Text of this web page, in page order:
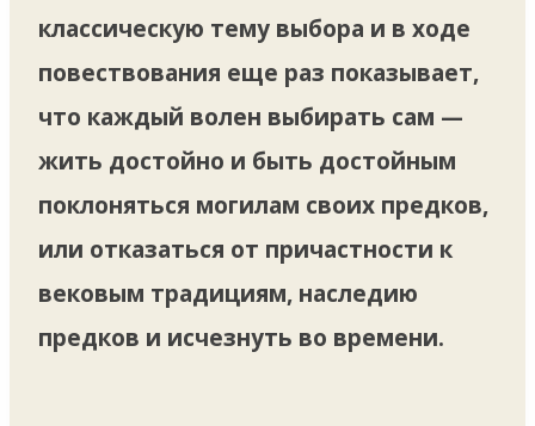
классическую тему выбора и в ходе
повествования еще раз показывает,
что каждый волен выбирать сам —
жить достойно и быть достойным
поклоняться могилам своих предков,
или отказаться от причастности к
вековым традициям, наследию
предков и исчезнуть во времени.